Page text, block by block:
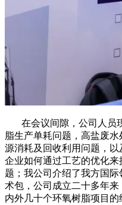
在会议间隙，公司人员
脂生产单耗问题，高盐废
源消耗及回收利用问题，
企业如何通过工艺的优化
题；我公司介绍了我方国
术包，公司成立二十多年
内外几十个环氧树脂项目